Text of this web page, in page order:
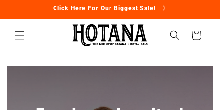
directamente
al contenido
Click Here For Our Biggest Sale!
Carrito